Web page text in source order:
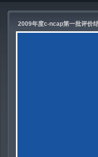
2009年度c-ncap第一批评价